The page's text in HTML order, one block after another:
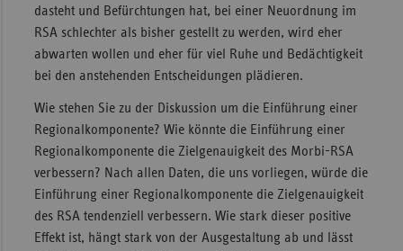
dasteht und Befürchtungen hat, bei einer Neuordnung im
RSA schlechter als bisher gestellt zu werden, wird eher
abwarten wollen und eher für viel Ruhe und Bedächtigkeit
bei den anstehenden Entscheidungen plädieren.
Wie stehen Sie zu der Diskussion um die Einführung einer
Regionalkomponente? Wie könnte die Einführung einer
Regionalkomponente die Zielgenauigkeit des Morbi-RSA
verbessern? Nach allen Daten, die uns vorliegen, würde die
Einführung einer Regionalkomponente die Zielgenauigkeit
des RSA tendenziell verbessern. Wie stark dieser positive
Effekt ist, hängt stark von der Ausgestaltung ab und lässt